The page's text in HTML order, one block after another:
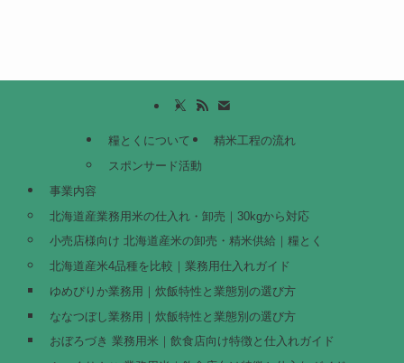
糧とくについて
スポンサード活動
精米工程の流れ
事業内容
北海道産業務用米の仕入れ・卸売｜30kgから対応
小売店様向け 北海道産米の卸売・精米供給｜糧とく
北海道産米4品種を比較｜業務用仕入れガイド
ゆめぴりか業務用｜炊飯特性と業態別の選び方
ななつぼし業務用｜炊飯特性と業態別の選び方
おぼろづき 業務用米｜飲食店向け特徴と仕入れガイド